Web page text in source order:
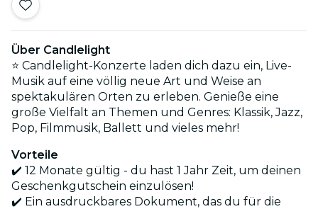
Über Candlelight
⭐ Candlelight-Konzerte laden dich dazu ein, Live-
Musik auf eine völlig neue Art und Weise an
spektakulären Orten zu erleben. Genieße eine
große Vielfalt an Themen und Genres: Klassik, Jazz,
Pop, Filmmusik, Ballett und vieles mehr!
Vorteile
✔️ 12 Monate gültig - du hast 1 Jahr Zeit, um deinen
Geschenkgutschein einzulösen!
✔️ Ein ausdruckbares Dokument, das du für die